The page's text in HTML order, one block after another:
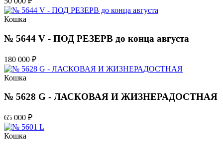
Кошка
№ 5644 V - ПОД РЕЗЕРВ до конца августа
180 000 ₽
Кошка
№ 5628 G - ЛАСКОВАЯ И ЖИЗНЕРАДОСТНАЯ
65 000 ₽
Кошка